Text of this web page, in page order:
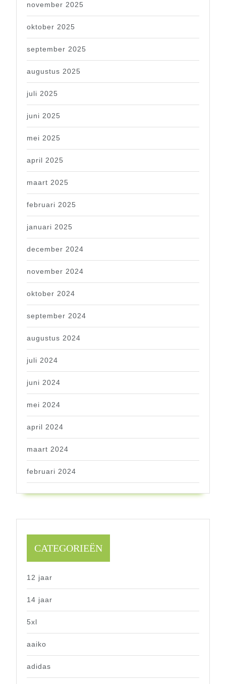
november 2025
oktober 2025
september 2025
augustus 2025
juli 2025
juni 2025
mei 2025
april 2025
maart 2025
februari 2025
januari 2025
december 2024
november 2024
oktober 2024
september 2024
augustus 2024
juli 2024
juni 2024
mei 2024
april 2024
maart 2024
februari 2024
CATEGORIEËN
12 jaar
14 jaar
5xl
aaiko
adidas